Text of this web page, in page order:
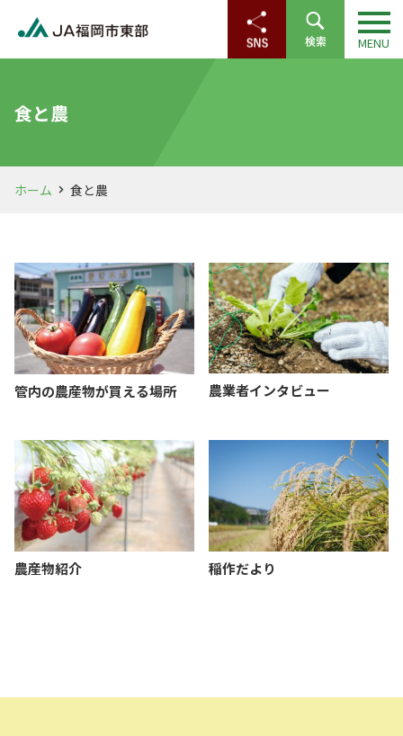
食と農
ホーム 食と農
管内の農産物が買える場所 農業者インタビュー
農産物紹介 稲作だより